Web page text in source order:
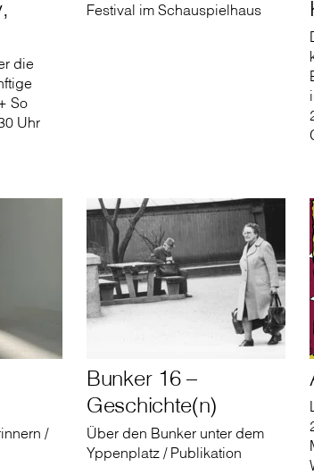
die
So
Uhr
Festival im Schauspielhaus
/
Bunker 16 –
Geschichte(n)
Über den Bunker unter dem
Yppenplatz / Publikation